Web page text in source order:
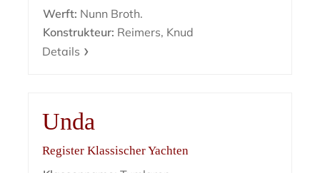
Werft: Nunn Broth.
Konstrukteur: Reimers, Knud
Details
Unda
Register Klassischer Yachten